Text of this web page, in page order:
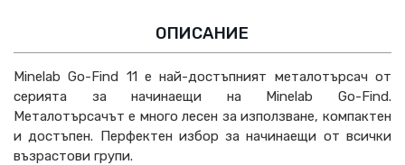
ОПИСАНИЕ
Minelab Go-Find 11 е най-достъпният металотърсач от
серията за начинаещи на Minelab Go-Find.
Металотърсачът е много лесен за използване, компактен
и достъпен. Перфектен избор за начинаещи от всички
възрастови групи.